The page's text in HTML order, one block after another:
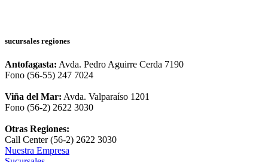
sucursales regiones
Antofagasta: Avda. Pedro Aguirre Cerda 7190
Fono (56-55) 247 7024
Viña del Mar: Avda. Valparaíso 1201
Fono (56-2) 2622 3030
Otras Regiones:
Call Center (56-2) 2622 3030
Nuestra Empresa